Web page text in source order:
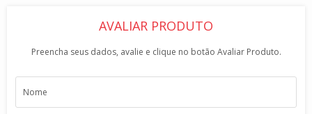
AVALIAR PRODUTO
Preencha seus dados, avalie e clique no botão Avaliar Produto.